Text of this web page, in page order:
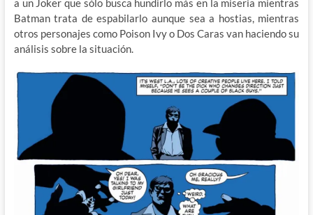
Batman trata de espabilarlo aunque sea a hostias, mientras
otros personajes como Poison Ivy o Dos Caras van haciendo su
análisis sobre la situación.